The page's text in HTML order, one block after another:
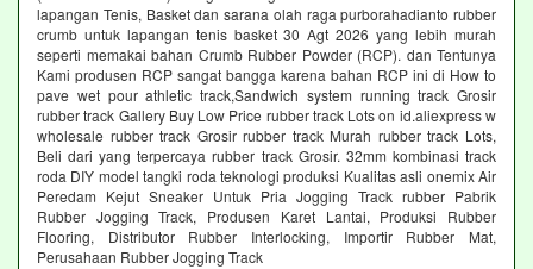
lapangan Tenis, Basket dan sarana olah raga purborahadianto rubber
crumb untuk lapangan tenis basket 30 Agt 2026 yang lebih murah
seperti memakai bahan Crumb Rubber Powder (RCP). dan Tentunya
Kami produsen RCP sangat bangga karena bahan RCP ini di How to
pave wet pour athletic track,Sandwich system running track Grosir
rubber track Gallery Buy Low Price rubber track Lots on id.aliexpress w
wholesale rubber track Grosir rubber track Murah rubber track Lots,
Beli dari yang terpercaya rubber track Grosir. 32mm kombinasi track
roda DIY model tangki roda teknologi produksi Kualitas asli onemix Air
Peredam Kejut Sneaker Untuk Pria Jogging Track rubber Pabrik
Rubber Jogging Track, Produsen Karet Lantai, Produksi Rubber
Flooring, Distributor Rubber Interlocking, Importir Rubber Mat,
Perusahaan Rubber Jogging Track